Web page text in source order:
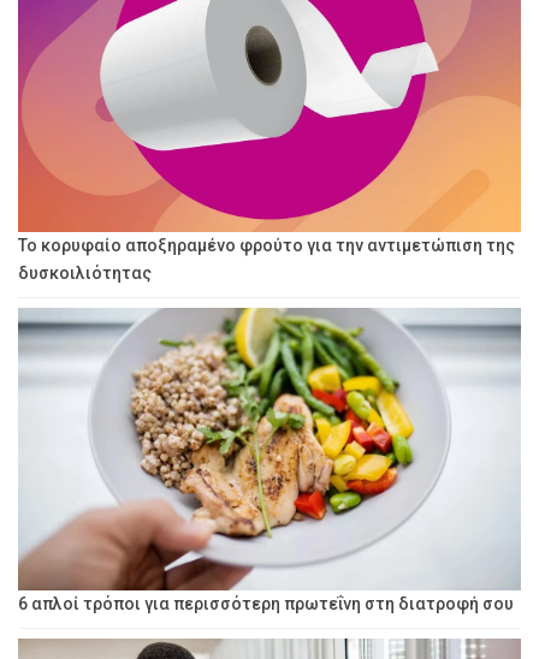
Το κορυφαίο αποξηραμένο φρούτο για την αντιμετώπιση της
δυσκοιλιότητας
6 απλοί τρόποι για περισσότερη πρωτεΐνη στη διατροφή σου